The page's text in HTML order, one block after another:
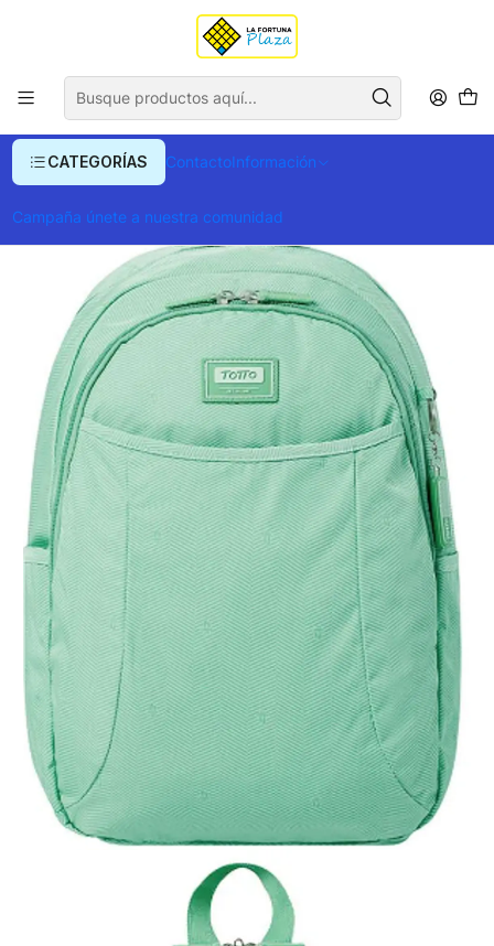
CATEGORÍAS ContactoInformación
Campaña únete a nuestra comunidad
Envío gratis para compras superiores a $ 400.000
Morrales y Portafolios Morrales Morral Zimval L